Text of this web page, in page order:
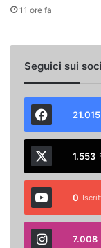
11 ore fa
Seguici sui
21.015
1.553
0
7.008